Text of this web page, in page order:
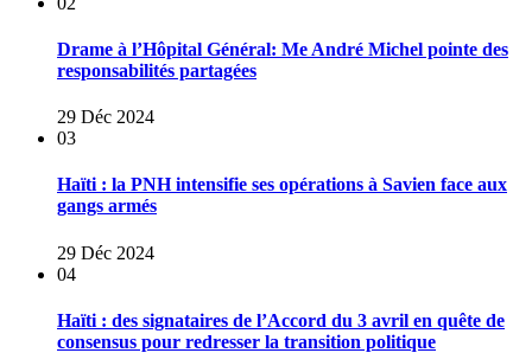
Drame à l’Hôpital Général: Me André Michel pointe des
responsabilités partagées
29 Déc 2024
03
Haïti : la PNH intensifie ses opérations à Savien face aux
gangs armés
29 Déc 2024
04
Haïti : des signataires de l’Accord du 3 avril en quête de
consensus pour redresser la transition politique